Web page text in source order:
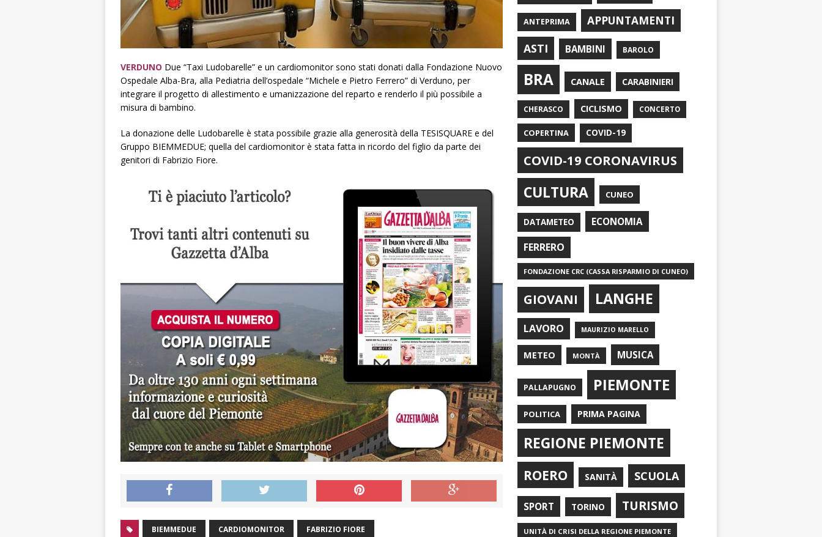
VERDUNO Due “Taxi Ludobarelle” e un cardiomonitor sono stati donati dalla Fondazione Nuovo
Ospedale Alba-Bra, alla Pediatria dell’ospedale “Michele e Pietro Ferrero” di Verduno, per
integrare il progetto di allestimento e umanizzazione del reparto e renderlo il più possibile a
misura di bambino.
La donazione delle Ludobarelle è stata possibile grazie alla generosità della TESISQUARE e del
Gruppo BIEMMEDUE; quella del cardiomonitor è stata fatta in ricordo del figlio da parte dei
genitori di Fabrizio Fiore.
BIEMMEDUE CARDIOMONITOR FABRIZIO FIORE
ANTEPRIMA
APPUNTAMENTI
ASTI
BAMBINI BAROLO
BRA CANALE CARABINIERI
CHERASCO CICLISMO CONCERTO
COPERTINA COVID-19
COVID-19 CORONAVIRUS
CULTURA CUNEO
DATAMETEO ECONOMIA
FERRERO
FONDAZIONE CRC (CASSA RISPARMIO DI CUNEO)
GIOVANI LANGHE
LAVORO MAURIZIO MARELLO
METEO MONTÀ MUSICA
PALLAPUGNO PIEMONTE
POLITICA PRIMA PAGINA
REGIONE PIEMONTE
ROERO SANITÀ SCUOLA
SPORT TORINO TURISMO
UNITÀ DI CRISI DELLA REGIONE PIEMONTE